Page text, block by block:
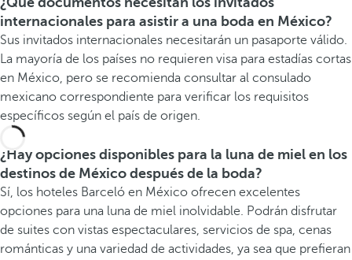
internacionales para asistir a una boda en México?
Sus invitados internacionales necesitarán un pasaporte válido.
La mayoría de los países no requieren visa para estadías cortas
en México, pero se recomienda consultar al consulado
mexicano correspondiente para verificar los requisitos
específicos según el país de origen.
¿Hay opciones disponibles para la luna de miel en los
destinos de México después de la boda?
Sí, los hoteles Barceló en México ofrecen excelentes
opciones para una luna de miel inolvidable. Podrán disfrutar
de suites con vistas espectaculares, servicios de spa, cenas
románticas y una variedad de actividades, ya sea que prefieran